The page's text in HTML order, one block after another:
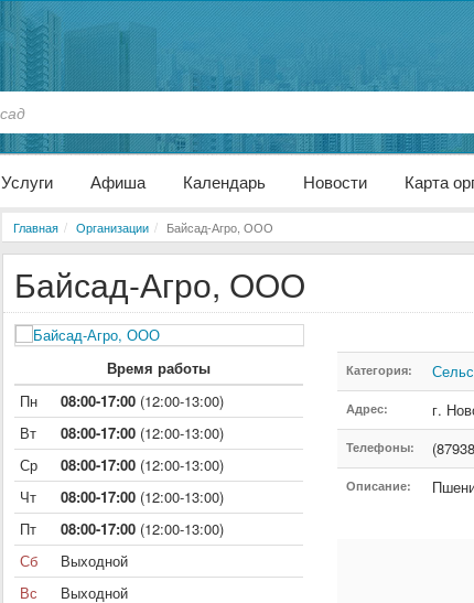
Услуги Афиша Календарь Новости Карта
Главная Организации Байсад-Агро, ООО
Байсад-Агро, ООО
Время работы
Пн
08:00-17:00 (12:00-13:00)
Вт
08:00-17:00 (12:00-13:00)
Ср
08:00-17:00 (12:00-13:00)
Чт
08:00-17:00 (12:00-13:00)
Пт
08:00-17:00 (12:00-13:00)
Сб
Выходной
Вс
Выходной
Категория:
Адрес: г.
Телефоны:
Описание: